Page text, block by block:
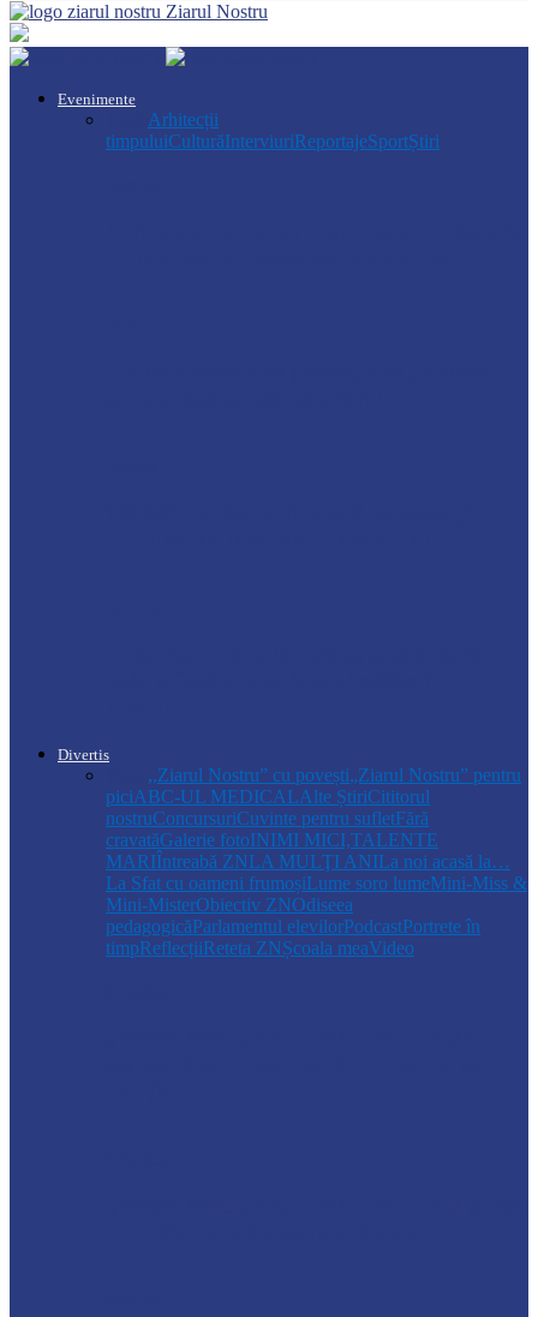
Ziarul Nostru
Evenimente
Arhitecții
timpuluiCulturăInterviuriReportajeSportȘtiri
Divertis
,,Ziarul Nostru” cu povești„Ziarul Nostru” pentru
piciABC-UL MEDICALAlte ȘtiriCititorul
nostruConcursuriCuvinte pentru sufletFără
cravatăGalerie fotoINIMI MICI,TALENTE
MARIÎntreabă ZNLA MULŢI ANILa noi acasă la…
La Sfat cu oameni frumoșiLume soro lumeMini-Miss &
Mini-MisterObiectiv ZNOdiseea
pedagogicăParlamentul elevilorPodcastPortrete în
timpReflecțiiReteta ZNȘcoala meaVideo